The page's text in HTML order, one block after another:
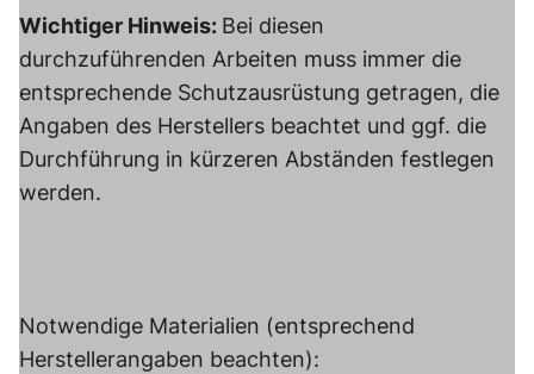
Wichtiger Hinweis: Bei diesen
durchzuführenden Arbeiten muss immer die
entsprechende Schutzausrüstung getragen, die
Angaben des Herstellers beachtet und ggf. die
Durchführung in kürzeren Abständen festlegen
werden.
Notwendige Materialien (entsprechend
Herstellerangaben beachten):